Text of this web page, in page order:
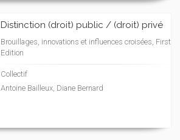
Distinction (droit) public / (droit) privé
Brouillages, innovations et influences croisées, First
Edition
Collectif
Antoine Bailleux, Diane Bernard